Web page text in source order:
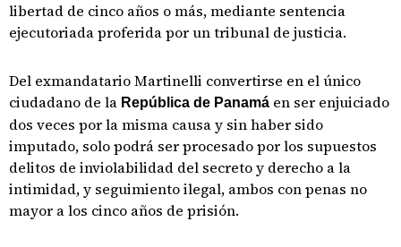
libertad de cinco años o más, mediante sentencia
ejecutoriada proferida por un tribunal de justicia.
Del exmandatario Martinelli convertirse en el único
ciudadano de la República de Panamá en ser enjuiciado
dos veces por la misma causa y sin haber sido
imputado, solo podrá ser procesado por los supuestos
delitos de inviolabilidad del secreto y derecho a la
intimidad, y seguimiento ilegal, ambos con penas no
mayor a los cinco años de prisión.